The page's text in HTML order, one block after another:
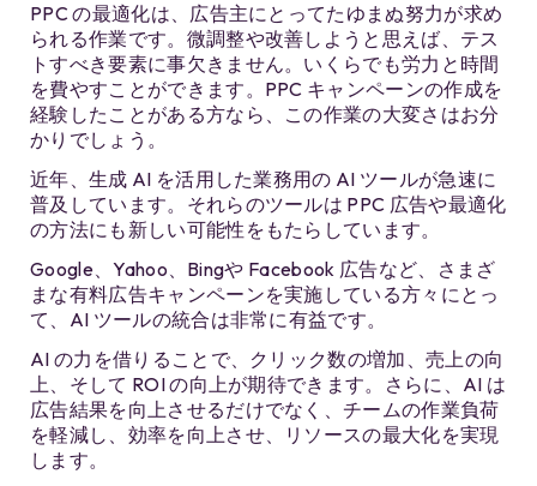
PPC の最適化は、広告主にとってたゆまぬ努力が求め
られる作業です。微調整や改善しようと思えば、テス
トすべき要素に事欠きません。いくらでも労力と時間
を費やすことができます。PPC キャンペーンの作成を
経験したことがある方なら、この作業の大変さはお分
かりでしょう。
近年、生成 AI を活用した業務用の AI ツールが急速に
普及しています。それらのツールは PPC 広告や最適化
の方法にも新しい可能性をもたらしています。
Google、Yahoo、Bingや Facebook 広告など、さまざ
まな有料広告キャンペーンを実施している方々にとっ
て、AI ツールの統合は非常に有益です。
AI の力を借りることで、クリック数の増加、売上の向
上、そして ROI の向上が期待できます。さらに、AI は
広告結果を向上させるだけでなく、チームの作業負荷
を軽減し、効率を向上させ、リソースの最大化を実現
します。